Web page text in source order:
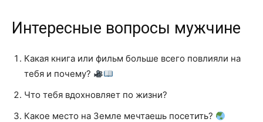
Интересные вопросы мужчине
Какая книга или фильм больше всего повлияли на
тебя и почему?
Что тебя вдохновляет по жизни?
Какое место на Земле мечтаешь посетить?